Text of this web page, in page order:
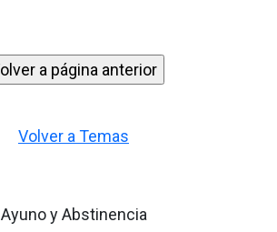
Volver a Temas
Ayuno y Abstinencia